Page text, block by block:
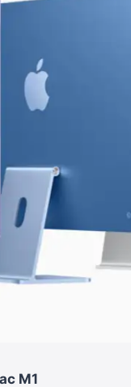
M1